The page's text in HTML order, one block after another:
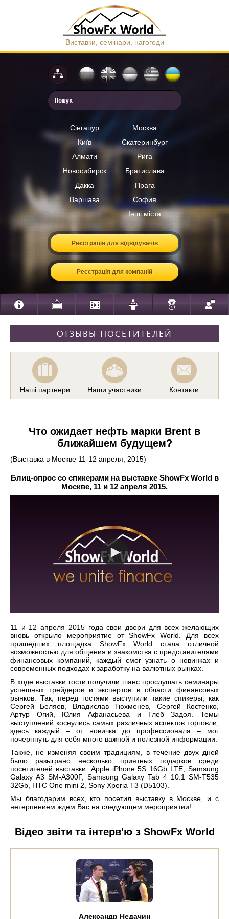
Виставки, семінари, нагогоди
Сінгапур
Москва
Київ
Єкатеринбург
Алмати
Рига
Новосибирск
Братислава
Дакка
Прага
Варшава
София
Інші міста
Реєстрація для відвідувачів
Реєстрація для компаній
ОТЗЫВЫ ПОСЕТИТЕЛЕЙ
Наші партнери Наши участники Контакти
Что ожидает нефть марки Brent в
ближайшем будущем?
(Выставка в Москве 11-12 апреля, 2015)
Блиц-опрос со спикерами на выставке ShowFx World в
Москве, 11 и 12 апреля 2015.
11 и 12 апреля 2015 года свои двери для всех желающих
вновь открыло мероприятие от ShowFx World. Для всех
пришедших площадка ShowFx World стала отличной
возможностью для общения и знакомства с представителями
финансовых компаний, каждый смог узнать о новинках и
современных подходах к заработку на валютных рынках.
В ходе выставки гости получили шанс прослушать семинары
успешных трейдеров и экспертов в области финансовых
рынков. Так, перед гостями выступили такие спикеры, как
Сергей Беляев, Владислав Тюхменев, Сергей Костенко,
Артур Огий, Юлия Афанасьева и Глеб Задоя. Темы
выступлений коснулись самых различных аспектов торговли,
здесь каждый – от новичка до профессионала – мог
почерпнуть для себя много важной и полезной информации.
Также, не изменяя своим традициям, в течение двух дней
было разыграно несколько приятных подарков среди
посетителей выставки: Apple iPhone 5S 16Gb LTE, Samsung
Galaxy A3 SM-A300F, Samsung Galaxy Tab 4 10.1 SM-T535
32Gb, HTC One mini 2, Sony Xperia T3 (D5103).
Мы благодарим всех, кто посетил выставку в Москве, и с
нетерпением ждем Вас на следующем мероприятии!
Відео звіти та інтерв'ю з ShowFx World
Александр Недачин